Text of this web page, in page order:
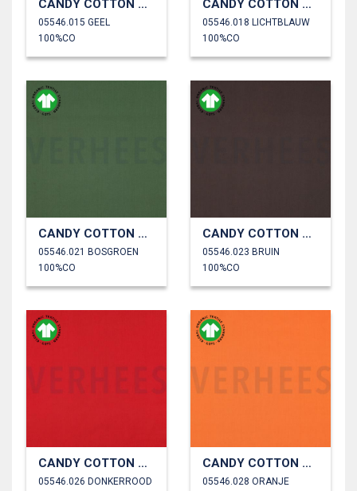
CANDY COTTON GOTS
05546.015 GEEL
100%CO
CANDY COTTON GOTS
05546.018 LICHTBLAUW
100%CO
CANDY COTTON GOTS
05546.021 BOSGROEN
100%CO
CANDY COTTON GOTS
05546.023 BRUIN
100%CO
CANDY COTTON GOTS
05546.026 DONKERROOD
CANDY COTTON GOTS
05546.028 ORANJE